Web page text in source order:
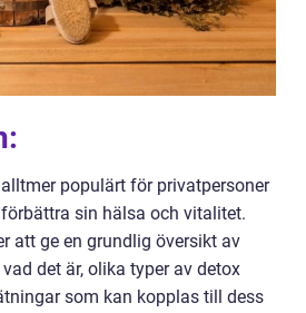
populärt för privatpersoner
sin hälsa och vitalitet.
att ge en grundlig översikt av
det är, olika typer av detox
som kan kopplas till dess